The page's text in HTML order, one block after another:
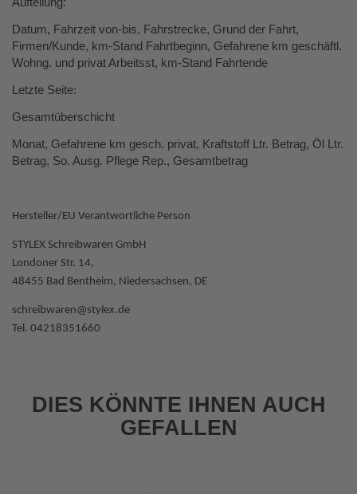
Datum, Fahrzeit von-bis, Fahrstrecke, Grund der Fahrt,
Firmen/Kunde, km-Stand Fahrtbeginn, Gefahrene km geschäftl.
Wohng. und privat Arbeitsst, km-Stand Fahrtende
Letzte Seite:
Gesamtüberschicht
Monat, Gefahrene km gesch. privat, Kraftstoff Ltr. Betrag, Öl Ltr.
Betrag, So. Ausg. Pflege Rep., Gesamtbetrag
Hersteller/EU Verantwortliche Person
STYLEX Schreibwaren GmbH
Londoner Str. 14,
48455 Bad Bentheim, Niedersachsen, DE
schreibwaren@stylex.de
Tel. 04218351660
DIES KÖNNTE IHNEN AUCH
GEFALLEN